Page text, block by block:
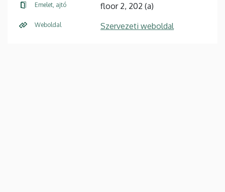
Emelet, ajtó floor 2, 202 (a)
Weboldal Szervezeti weboldal